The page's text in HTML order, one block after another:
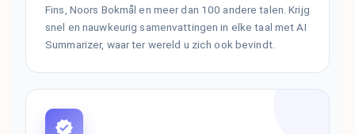
Fins, Noors Bokmål en meer dan 100 andere talen. Krijg
snel en nauwkeurig samenvattingen in elke taal met AI
Summarizer, waar ter wereld u zich ook bevindt.